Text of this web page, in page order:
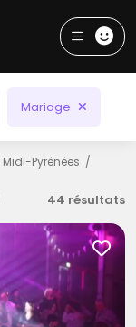
Mariage
Midi-Pyrénées
44 résultats